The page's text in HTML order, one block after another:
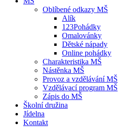
Oblíbené odkazy MŠ
Alík
123Pohádky
Omalovánky
Dětské nápady
Online pohádky
Charakteristika MŠ
Nástěnka MŠ
Provoz a vzdělávání MŠ
Vzdělávací program MŠ
Zápis do MŠ
Školní družina
Jídelna
Kontakt